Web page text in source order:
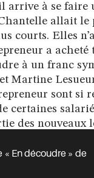
« En découdre » de
arrive à se faire
allait le
courts. Elles
a acheté
à un franc
Martine
sont si
certaines
des nouveaux
certaines
engager.